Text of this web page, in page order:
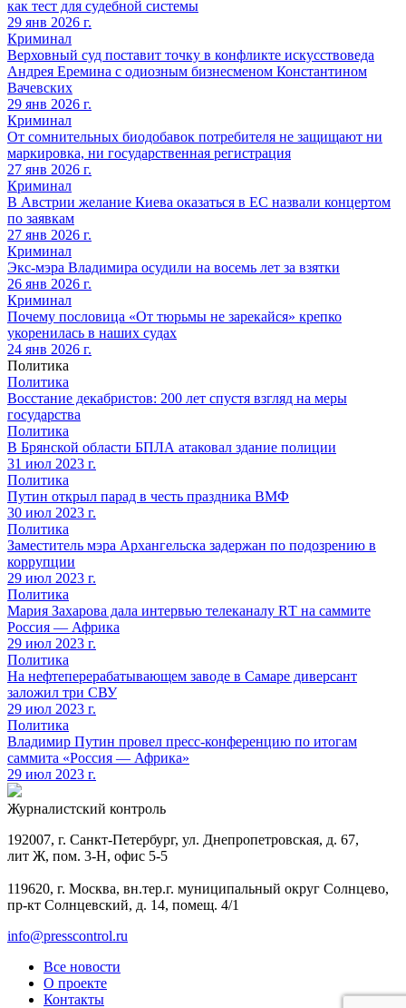
как тест для судебной системы
29 янв 2026 г.
Криминал
Верховный суд поставит точку в конфликте искусствоведа
Андрея Еремина с одиозным бизнесменом Константином
Вачевских
29 янв 2026 г.
Криминал
От сомнительных биодобавок потребителя не защищают ни
маркировка, ни государственная регистрация
27 янв 2026 г.
Криминал
В Австрии желание Киева оказаться в ЕС назвали концертом
по заявкам
27 янв 2026 г.
Криминал
Экс-мэра Владимира осудили на восемь лет за взятки
26 янв 2026 г.
Криминал
Почему пословица «От тюрьмы не зарекайся» крепко
укоренилась в наших судах
24 янв 2026 г.
Политика
Политика
Восстание декабристов: 200 лет спустя взгляд на меры
государства
Политика
В Брянской области БПЛА атаковал здание полиции
31 июл 2023 г.
Политика
Путин открыл парад в честь праздника ВМФ
30 июл 2023 г.
Политика
Заместитель мэра Архангельска задержан по подозрению в
коррупции
29 июл 2023 г.
Политика
Мария Захарова дала интервью телеканалу RТ на саммите
Россия — Африка
29 июл 2023 г.
Политика
На нефтеперерабатывающем заводе в Самаре диверсант
заложил три СВУ
29 июл 2023 г.
Политика
Владимир Путин провел пресс-конференцию по итогам
саммита «Россия — Африка»
29 июл 2023 г.
Журналистский контроль
192007, г. Санкт-Петербург, ул. Днепропетровская, д. 67,
лит Ж, пом. 3-Н, офис 5-5
119620, г. Москва, вн.тер.г. муниципальный округ Солнцево,
пр-кт Солнцевский, д. 14, помещ. 4/1
info@presscontrol.ru
Все новости
О проекте
Контакты